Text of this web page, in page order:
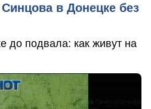
в Донецке без
до подвала: как живут на